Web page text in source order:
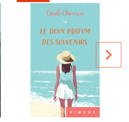
navigate_next